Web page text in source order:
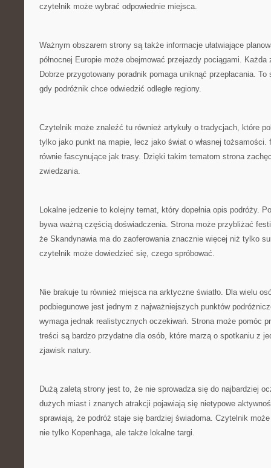
czytelnik może wybrać odpowiednie miejsca.
Ważnym obszarem strony są także informacje ułatwiające
północnej Europie może obejmować przejazdy pociągami.
Dobrze przygotowany poradnik pomaga uniknąć przepłacania.
gdy podróżnik chce odwiedzić odległe regiony.
Czytelnik może znaleźć tu również artykuły o tradycjach, które
tylko jako punkt na mapie, lecz jako świat o własnej tożsamości.
równie fascynujące jak trasy. Dzięki takim tematom strona
zwiedzania.
Lokalne jedzenie to kolejny temat, który dopełnia opis podróży.
bywa ważną częścią doświadczenia. Strona może przybliżać
że Skandynawia ma do zaoferowania znacznie więcej niż tylko
czytelnik może dowiedzieć się, czego spróbować.
Nie brakuje tu również miejsca na arktyczne światło. Dla wielu
podbiegunowe jest jednym z najważniejszych punktów
wymaga jednak realistycznych oczekiwań. Strona może pomóc
treści są bardzo przydatne dla osób, które marzą o spotkaniu z
zjawisk natury.
Dużą zaletą strony jest to, że nie sprowadza się do najbardziej
dużych miast i znanych atrakcji pojawiają się nietypowe
sprawiają, że podróż staje się bardziej świadoma. Czytelnik
nie tylko Kopenhaga, ale także lokalne targi.